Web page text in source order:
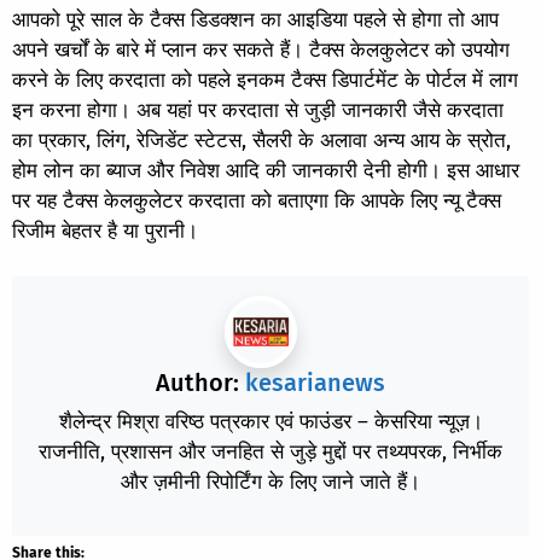
आपको पूरे साल के टैक्स डिडक्शन का आइडिया पहले से होगा तो आप
अपने खर्चों के बारे में प्लान कर सकते हैं। टैक्स केलकुलेटर को उपयोग
करने के लिए करदाता को पहले इनकम टैक्स डिपार्टमेंट के पोर्टल में लाग
इन करना होगा। अब यहां पर करदाता से जुड़ी जानकारी जैसे करदाता
का प्रकार, लिंग, रेजिडेंट स्टेटस, सैलरी के अलावा अन्य आय के स्रोत,
होम लोन का ब्याज और निवेश आदि की जानकारी देनी होगी। इस आधार
पर यह टैक्स केलकुलेटर करदाता को बताएगा कि आपके लिए न्यू टैक्स
रिजीम बेहतर है या पुरानी।
Author: kesarianews
शैलेन्द्र मिश्रा वरिष्ठ पत्रकार एवं फाउंडर – केसरिया न्यूज़।
राजनीति, प्रशासन और जनहित से जुड़े मुद्दों पर तथ्यपरक, निर्भीक
और ज़मीनी रिपोर्टिंग के लिए जाने जाते हैं।
Share this: